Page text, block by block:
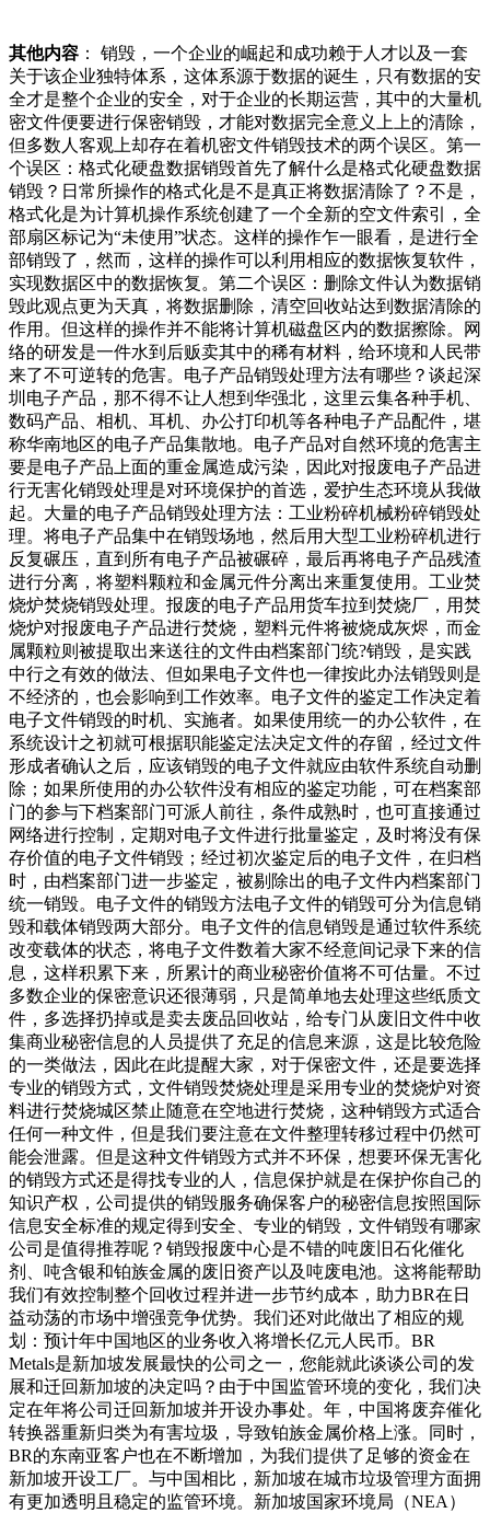
其他内容 ： 销毁，一个企业的崛起和成功赖于人才以及一套
关于该企业独特体系，这体系源于数据的诞生，只有数据的安
全才是整个企业的安全，对于企业的长期运营，其中的大量机
密文件便要进行保密销毁，才能对数据完全意义上上的清除，
但多数人客观上却存在着机密文件销毁技术的两个误区。第一
个误区：格式化硬盘数据销毁首先了解什么是格式化硬盘数据
销毁？日常所操作的格式化是不是真正将数据清除了？不是，
格式化是为计算机操作系统创建了一个全新的空文件索引，全
部扇区标记为“未使用”状态。这样的操作乍一眼看，是进行全
部销毁了，然而，这样的操作可以利用相应的数据恢复软件，
实现数据区中的数据恢复。第二个误区：删除文件认为数据销
毁此观点更为天真，将数据删除，清空回收站达到数据清除的
作用。但这样的操作并不能将计算机磁盘区内的数据擦除。网
络的研发是一件水到后贩卖其中的稀有材料，给环境和人民带
来了不可逆转的危害。电子产品销毁处理方法有哪些？谈起深
圳电子产品，那不得不让人想到华强北，这里云集各种手机、
数码产品、相机、耳机、办公打印机等各种电子产品配件，堪
称华南地区的电子产品集散地。电子产品对自然环境的危害主
要是电子产品上面的重金属造成污染，因此对报废电子产品进
行无害化销毁处理是对环境保护的首选，爱护生态环境从我做
起。大量的电子产品销毁处理方法：工业粉碎机械粉碎销毁处
理。将电子产品集中在销毁场地，然后用大型工业粉碎机进行
反复碾压，直到所有电子产品被碾碎，最后再将电子产品残渣
进行分离，将塑料颗粒和金属元件分离出来重复使用。工业焚
烧炉焚烧销毁处理。报废的电子产品用货车拉到焚烧厂，用焚
烧炉对报废电子产品进行焚烧，塑料元件将被烧成灰烬，而金
属颗粒则被提取出来送往的文件由档案部门统?销毁，是实践
中行之有效的做法、但如果电子文件也一律按此办法销毁则是
不经济的，也会影响到工作效率。电子文件的鉴定工作决定着
电子文件销毁的时机、实施者。如果使用统一的办公软件，在
系统设计之初就可根据职能鉴定法决定文件的存留，经过文件
形成者确认之后，应该销毁的电子文件就应由软件系统自动删
除；如果所使用的办公软件没有相应的鉴定功能，可在档案部
门的参与下档案部门可派人前往，条件成熟时，也可直接通过
网络进行控制，定期对电子文件进行批量鉴定，及时将没有保
存价值的电子文件销毁；经过初次鉴定后的电子文件，在归档
时，由档案部门进一步鉴定，被剔除出的电子文件内档案部门
统一销毁。电子文件的销毁方法电子文件的销毁可分为信息销
毁和载体销毁两大部分。电子文件的信息销毁是通过软件系统
改变载体的状态，将电子文件数着大家不经意间记录下来的信
息，这样积累下来，所累计的商业秘密价值将不可估量。不过
多数企业的保密意识还很薄弱，只是简单地去处理这些纸质文
件，多选择扔掉或是卖去废品回收站，给专门从废旧文件中收
集商业秘密信息的人员提供了充足的信息来源，这是比较危险
的一类做法，因此在此提醒大家，对于保密文件，还是要选择
专业的销毁方式，文件销毁焚烧处理是采用专业的焚烧炉对资
料进行焚烧城区禁止随意在空地进行焚烧，这种销毁方式适合
任何一种文件，但是我们要注意在文件整理转移过程中仍然可
能会泄露。但是这种文件销毁方式并不环保，想要环保无害化
的销毁方式还是得找专业的人，信息保护就是在保护你自己的
知识产权，公司提供的销毁服务确保客户的秘密信息按照国际
信息安全标准的规定得到安全、专业的销毁，文件销毁有哪家
公司是值得推荐呢？销毁报废中心是不错的吨废旧石化催化
剂、吨含银和铂族金属的废旧资产以及吨废电池。这将能帮助
我们有效控制整个回收过程并进一步节约成本，助力BR在日
益动荡的市场中增强竞争优势。我们还对此做出了相应的规
划：预计年中国地区的业务收入将增长亿元人民币。BR
Metals是新加坡发展最快的公司之一，您能就此谈谈公司的发
展和迁回新加坡的决定吗？由于中国监管环境的变化，我们决
定在年将公司迁回新加坡并开设办事处。年，中国将废弃催化
转换器重新归类为有害垃圾，导致铂族金属价格上涨。同时，
BR的东南亚客户也在不断增加，为我们提供了足够的资金在
新加坡开设工厂。与中国相比，新加坡在城市垃圾管理方面拥
有更加透明且稳定的监管环境。新加坡国家环境局（NEA）